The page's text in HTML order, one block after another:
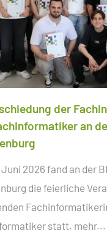
der
an
Juni 2026 fand an der
die feierliche
statt. mehr...